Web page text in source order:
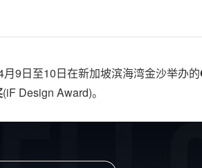
9日至10日在新加坡滨海湾金沙举办的
(iF Design Award)。